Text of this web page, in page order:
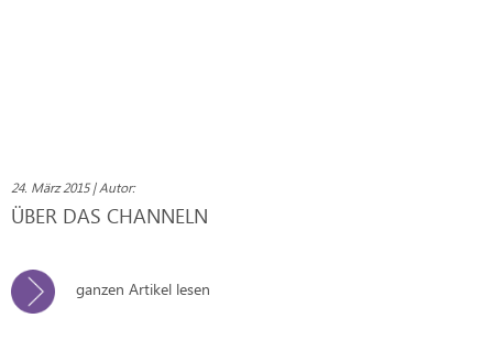
24. März 2015 | Autor:
ÜBER DAS CHANNELN
ganzen Artikel lesen